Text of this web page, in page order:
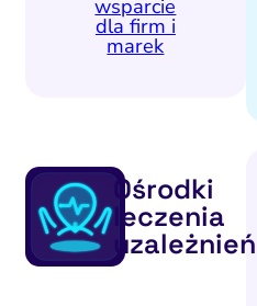
wsparcie
dla firm i
marek
Ośrodki
leczenia
uzależnień